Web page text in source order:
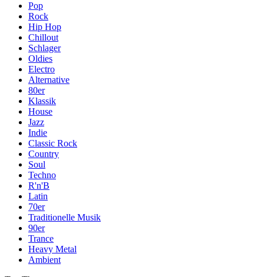
Pop
Rock
Hip Hop
Chillout
Schlager
Oldies
Electro
Alternative
80er
Klassik
House
Jazz
Indie
Classic Rock
Country
Soul
Techno
R'n'B
Latin
70er
Traditionelle Musik
90er
Trance
Heavy Metal
Ambient